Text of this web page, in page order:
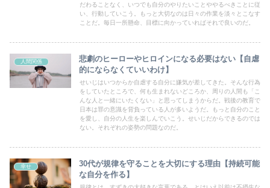
だわることなく、いつでも自分のやりたいことややるべきことに従
い、行動していこう。もっと大切なのは日々の作業を淡々とこなす
ことだ。毎日一所懸命、目標に向かっていればそれで良いのだ。
人間関係
悲劇のヒーローやヒロインになる必要はない【自虐
的にならなくていいわけ】
せいじはいつからか自虐する自分に嫌気が差してきた。そんな行為
をしていたところで、何も生まれないどころか、周りの人間も「こ
んな人と一緒にいたくない」と思ってしまうからだ。戦後の教育で
日本は罪の意識を背負っている人が多いようだ。もっと自分のこと
を愛し、自分の人生を楽しんでいこう。せいじだからできるのでは
ない。それぞれの姿勢の問題なのだ。
幸せ
30代が規律を守ることを大切にする理由【持続可能
な自分を作る】